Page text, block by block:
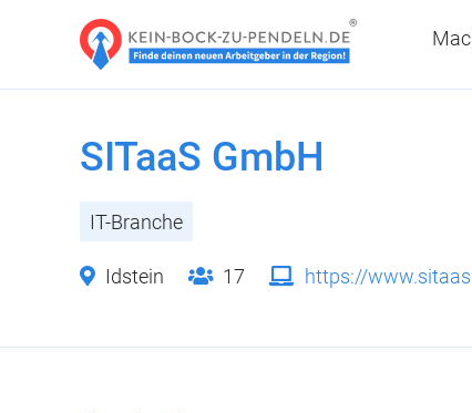
SITaaS GmbH
IT-Branche
Idstein 17 https://